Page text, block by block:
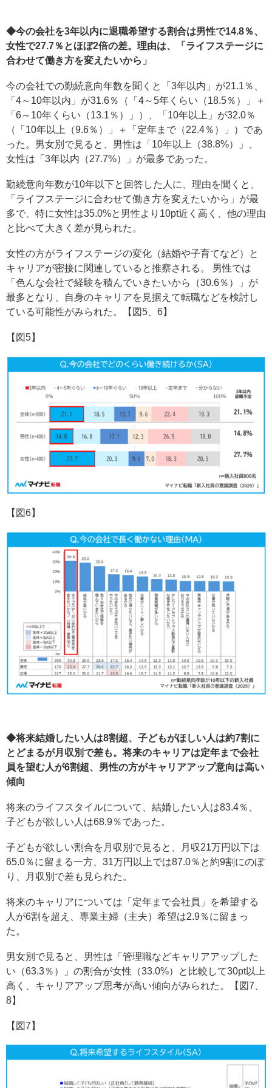
◆今の会社を3年以内に退職希望する割合は男性で14.8％、
女性で27.7％とほぼ2倍の差。理由は、「ライフステージに
合わせて働き方を変えたいから」
今の会社での勤続意向年数を聞くと「3年以内」が21.1％、
「4～10年以内」が31.6％（「4～5年くらい（18.5％）」＋
「6～10年くらい（13.1％）」）、「10年以上」が32.0％
（「10年以上（9.6％）」＋「定年まで（22.4％）」）であ
った。男女別で見ると、男性は「10年以上（38.8%）」、
女性は「3年以内（27.7%）」が最多であった。
勤続意向年数が10年以下と回答した人に、理由を聞くと、
「ライフステージに合わせて働き方を変えたいから」が最
多で、特に女性は35.0%と男性より10pt近く高く、他の理由
と比べて大きく差が見られた。
女性の方がライフステージの変化（結婚や子育てなど）と
キャリアが密接に関連していると推察される。 男性では
「色んな会社で経験を積んでいきたいから（30.6％）」が
最多となり、自身のキャリアを見据えて転職などを検討し
ている可能性がみられた。【図5、6】
【図5】
【図6】
◆将来結婚したい人は8割超、子どもがほしい人は約7割に
とどまるが月収別で差も。将来のキャリアは定年まで会社
員を望む人が6割超、男性の方がキャリアアップ意向は高い
傾向
将来のライフスタイルについて、結婚したい人は83.4％、
子どもが欲しい人は68.9％であった。
子どもが欲しい割合を月収別で見ると、月収21万円以下は
65.0％に留まる一方、31万円以上では87.0％と約9割にのぼ
り、月収別で差も見られた。
将来のキャリアについては「定年まで会社員」を希望する
人が6割を超え、専業主婦（主夫）希望は2.9％に留まっ
た。
男女別で見ると、男性は「管理職などキャリアアップした
い（63.3％）」の割合が女性（33.0%）と比較して30pt以上
高く、キャリアアップ思考が高い傾向がみられた。【図7、
8】
【図7】